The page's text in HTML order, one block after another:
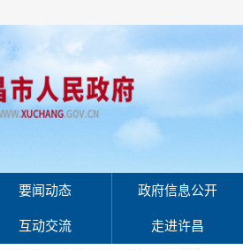
要闻动态 政府信息公开
互动交流 走进许昌